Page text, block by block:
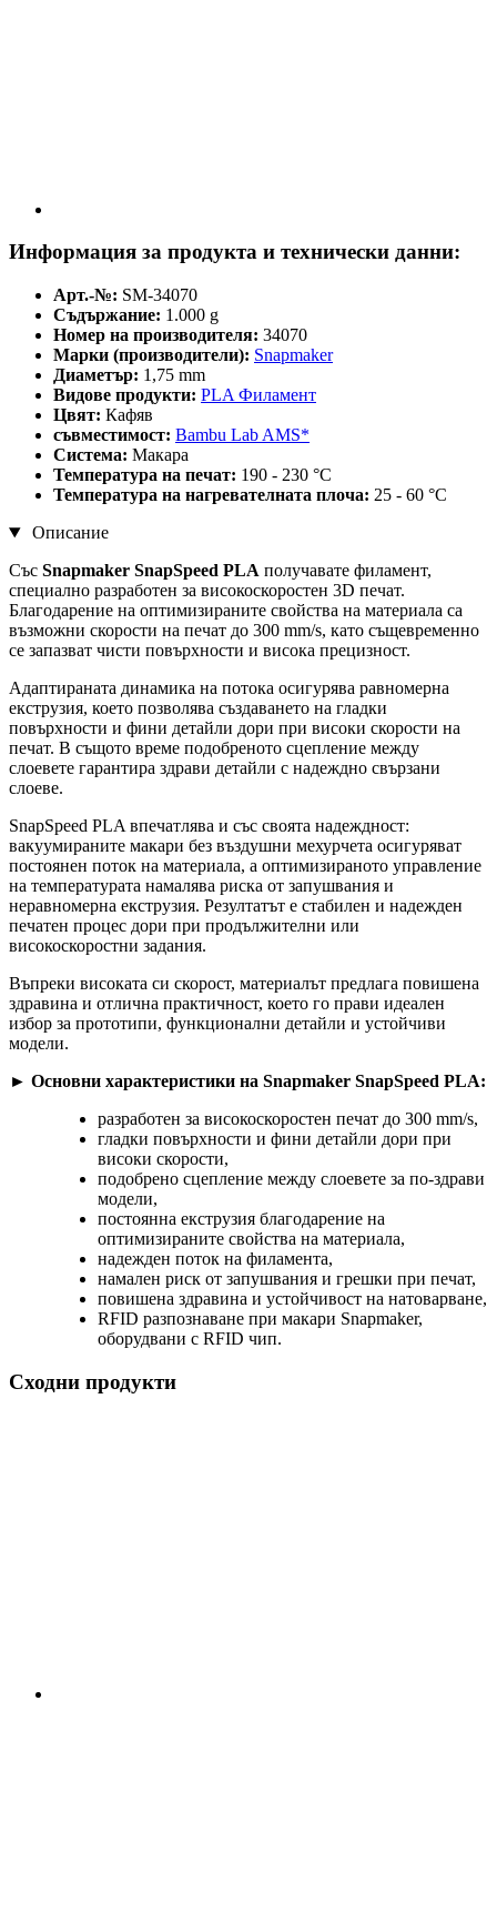
Информация за продукта и технически данни:
Арт.-№: SM-34070
Съдържание: 1.000 g
Номер на производителя: 34070
Марки (производители): Snapmaker
Диаметър: 1,75 mm
Видове продукти: PLA Филамент
Цвят: Кафяв
съвместимост: Bambu Lab AMS*
Система: Макара
Температура на печат: 190 - 230 °C
Температура на нагревателната плоча: 25 - 60 °C
Описание
Със Snapmaker SnapSpeed PLA получавате филамент,
специално разработен за високоскоростен 3D печат.
Благодарение на оптимизираните свойства на материала са
възможни скорости на печат до 300 mm/s, като същевременно
се запазват чисти повърхности и висока прецизност.
Адаптираната динамика на потока осигурява равномерна
екструзия, което позволява създаването на гладки
повърхности и фини детайли дори при високи скорости на
печат. В същото време подобреното сцепление между
слоевете гарантира здрави детайли с надеждно свързани
слоеве.
SnapSpeed PLA впечатлява и със своята надеждност:
вакуумираните макари без въздушни мехурчета осигуряват
постоянен поток на материала, а оптимизираното управление
на температурата намалява риска от запушвания и
неравномерна екструзия. Резултатът е стабилен и надежден
печатен процес дори при продължителни или
високоскоростни задания.
Въпреки високата си скорост, материалът предлага повишена
здравина и отлична практичност, което го прави идеален
избор за прототипи, функционални детайли и устойчиви
модели.
► Основни характеристики на Snapmaker SnapSpeed PLA:
разработен за високоскоростен печат до 300 mm/s,
гладки повърхности и фини детайли дори при
високи скорости,
подобрено сцепление между слоевете за по-здрави
модели,
постоянна екструзия благодарение на
оптимизираните свойства на материала,
надежден поток на филамента,
намален риск от запушвания и грешки при печат,
повишена здравина и устойчивост на натоварване,
RFID разпознаване при макари Snapmaker,
оборудвани с RFID чип.
Сходни продукти